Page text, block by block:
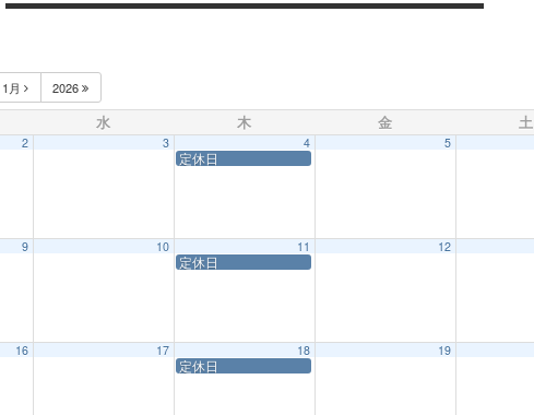
1月 2026
水 木 金 土
2 3 4
定休日
5
9 10 11
定休日
12
16 17 18
定休日
19